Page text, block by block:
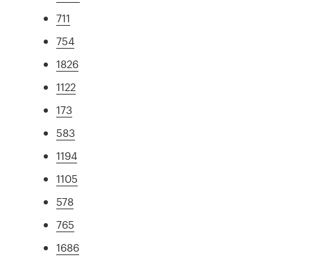
711
754
1826
1122
173
583
1194
1105
578
765
1686